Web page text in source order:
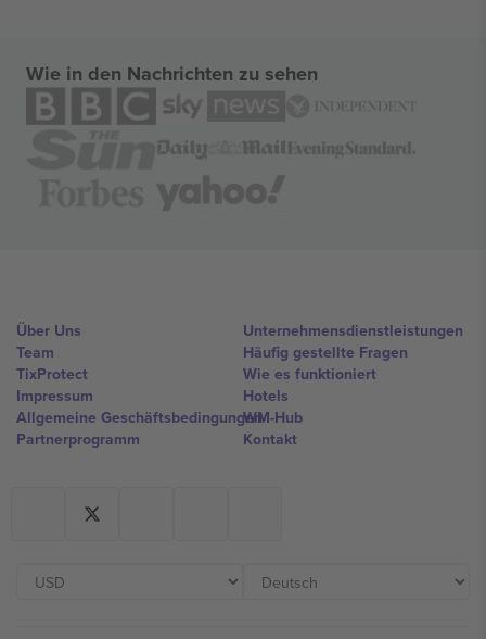
Wie in den Nachrichten zu sehen
Über Uns
Team
TixProtect
Impressum
Allgemeine Geschäftsbedingungen
Partnerprogramm
Unternehmensdienstleistungen
Häufig gestellte Fragen
Wie es funktioniert
Hotels
WM-Hub
Kontakt